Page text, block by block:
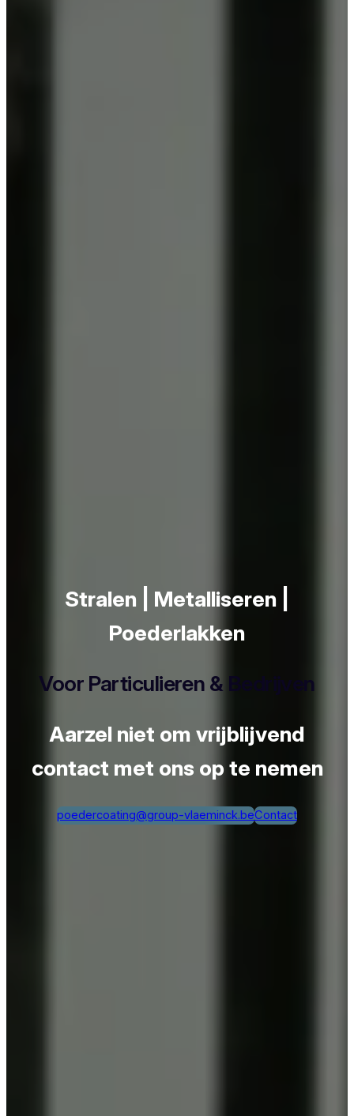
Stralen | Metalliseren |
Poederlakken
Voor Particulieren & Bedrijven
Aarzel niet om vrijblijvend
contact met ons op te nemen
poedercoating@group-vlaeminck.beContact